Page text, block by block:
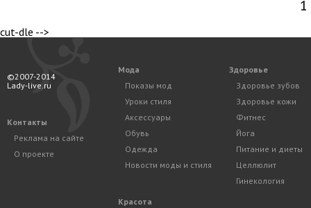
1
cut-dle -->
©2007-2014
Lady-live.ru
Контакты
Реклама на сайте
О проекте
Мода
Показы мод
Уроки стиля
Аксессуары
Обувь
Одежда
Новости моды и стиля
Красота
Здоровье
Здоровье зубов
Здоровье кожи
Фитнес
Йога
Питание и диеты
Целлюлит
Гинекология